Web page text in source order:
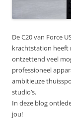
De C20 van Force
krachtstation heeft
ontzettend veel
professioneel
ambitieuze
studio’s.
In deze blog
jou!